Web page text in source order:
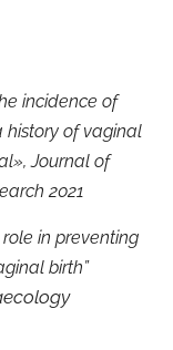
incidence of
history of vaginal
Journal of
2021
in preventing
birth”